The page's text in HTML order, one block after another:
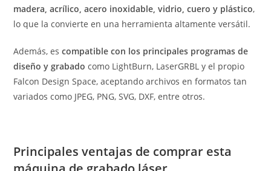
madera, acrílico, acero inoxidable, vidrio, cuero y plástico,
lo que la convierte en una herramienta altamente versátil.
Además, escompatible con los principales programas de
diseño y grabado como LightBurn, LaserGRBL y el propio
Falcon Design Space, aceptando archivos en formatos tan
variados como JPEG, PNG, SVG, DXF, entre otros.
Principales ventajas de comprar esta